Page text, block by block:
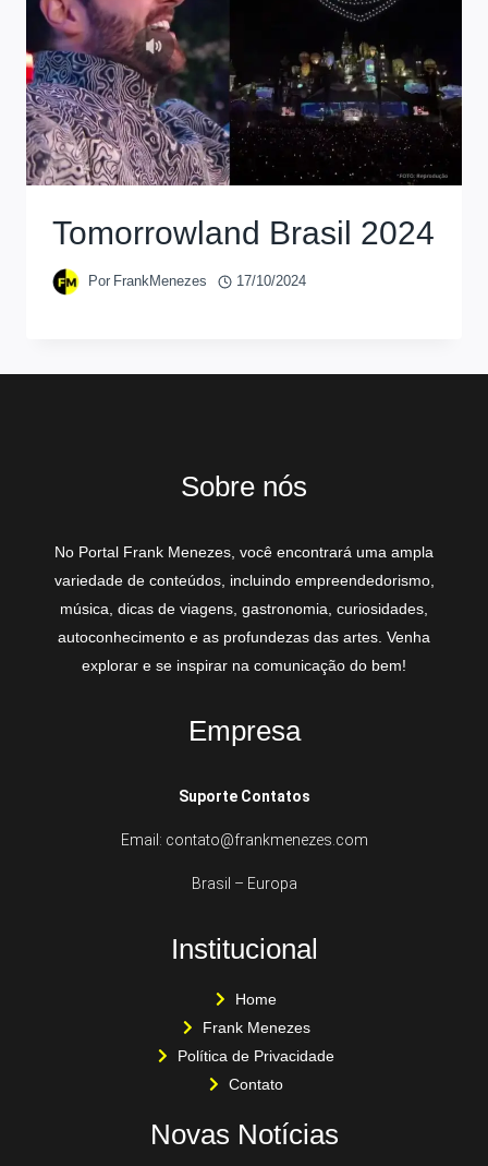
Tomorrowland Brasil 2024
Por FrankMenezes 17/10/2024
Sobre nós
No Portal Frank Menezes, você encontrará uma ampla
variedade de conteúdos, incluindo empreendedorismo,
música, dicas de viagens, gastronomia, curiosidades,
autoconhecimento e as profundezas das artes. Venha
explorar e se inspirar na comunicação do bem!
Empresa
Suporte Contatos
Email: contato@frankmenezes.com
Brasil – Europa
Institucional
Home
Frank Menezes
Política de Privacidade
Contato
Novas Notícias